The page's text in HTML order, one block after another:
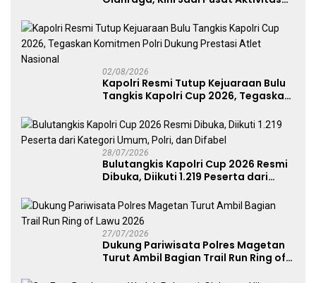
02/08/2026
Kapolri Resmi Tutup Kejuaraan Bulu
Tangkis Kapolri Cup 2026, Tegaskan
Atlet Nasional
28/07/2026
Bulutangkis Kapolri Cup 2026 Resmi
Dibuka, Diikuti 1.219 Peserta dari
27/07/2026
Dukung Pariwisata Polres Magetan
Turut Ambil Bagian Trail Run Ring of